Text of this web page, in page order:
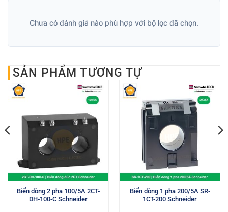
Chưa có đánh giá nào phù hợp với bộ lọc đã chọn.
SẢN PHẨM TƯƠNG TỰ
Biến dòng 2 pha 100/5A 2CT-
DH-100-C Schneider
Biến dòng 1 pha 200/5A SR-
1CT-200 Schneider